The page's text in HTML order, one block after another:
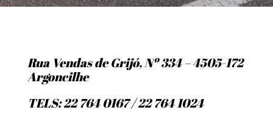
Rua Vendas de Grijó, Nº 334 – 4505-172
Argoncilhe
TELS: 22 764 0167 / 22 764 1024